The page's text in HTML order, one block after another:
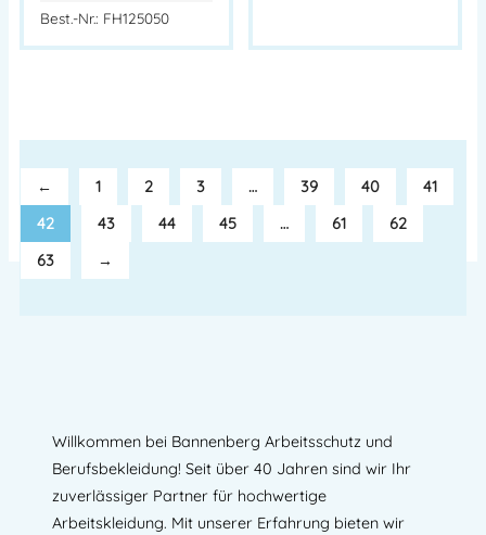
Best.-Nr.: FH125050
← 1 2 3 … 39 40
41
42
43 44 45 … 61
62
63
→
Willkommen bei Bannenberg Arbeitsschutz und
Berufsbekleidung! Seit über 40 Jahren sind wir Ihr
zuverlässiger Partner für hochwertige
Arbeitskleidung. Mit unserer Erfahrung bieten wir